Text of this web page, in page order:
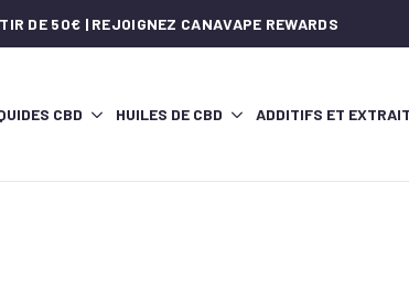
DE 50€ | REJOIGNEZ CANAVAPE REWARDS
CBD HUILES DE CBD ADDITIFS ET